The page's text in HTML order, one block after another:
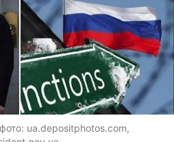
ua.depositphotos.com,